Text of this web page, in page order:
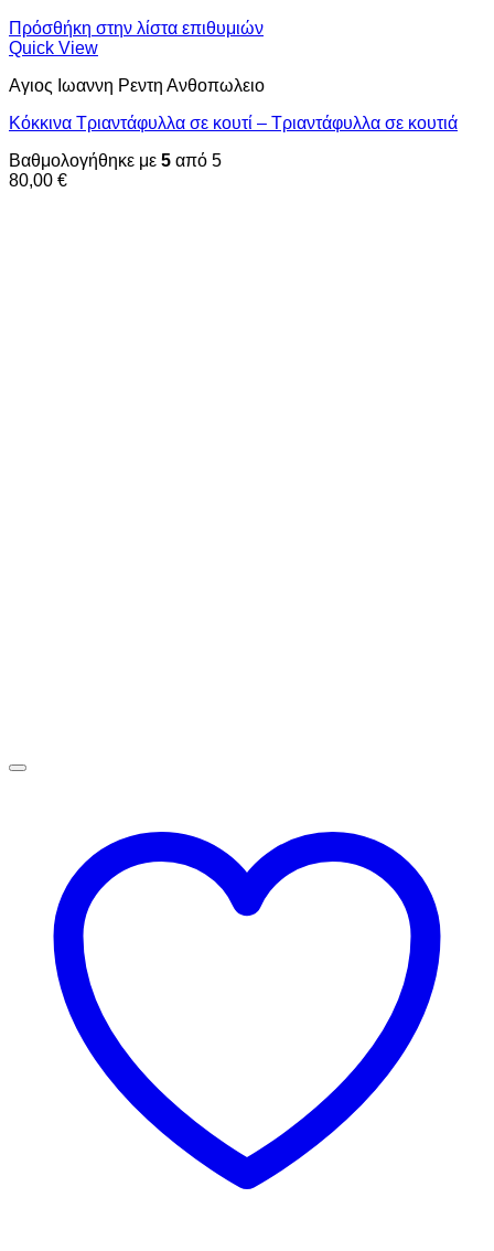
Πρόσθήκη στην λίστα επιθυμιών
Quick View
Αγιος Ιωαννη Ρεντη Ανθοπωλειο
Κόκκινα Τριαντάφυλλα σε κουτί – Τριαντάφυλλα σε κουτιά
Βαθμολογήθηκε με 5 από 5
80,00 €